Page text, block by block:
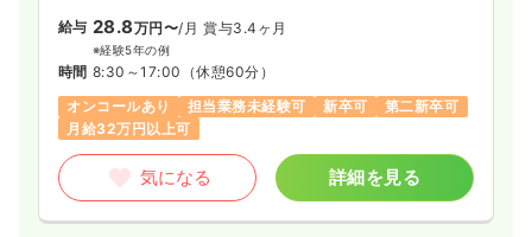
給与 28.8万円〜/月 賞与3.4ヶ月
※経験5年の例
時間 8:30～17:00 （休憩60分）
オンコールあり
担当業務未経験可 新卒可
第二新卒可
月給32万円以上可
気になる 詳細を見る